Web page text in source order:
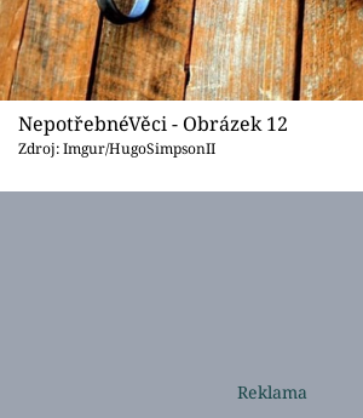
NepotřebnéVěci - Obrázek 12
Zdroj: Imgur/HugoSimpsonII